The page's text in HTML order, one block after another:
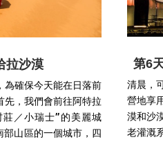
拉沙漠
為確保今天能在日落前
先，我們會前往阿特拉
／小瑞士”的美麗城
山區的一個城市，四
第6
清晨，
營地享
漠和沙
老灌溉